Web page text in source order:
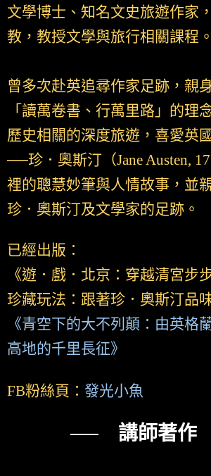
文學博士、知名文史旅遊作家
教，教授文學與旅行相關課程。
曾多次赴英追尋作家足跡，親
「讀萬卷書、行萬里路」的理
歷史相關的深度旅遊，喜愛英
──珍．奧斯汀（Jane Austen,
裡的聰慧妙筆與人情故事，並
珍．奧斯汀及文學家的足跡。
已經出版：
《遊．戲．北京：穿越清宮步
珍藏玩法：跟著珍．奧斯汀品
《青空下的大不列顛：由英格
高地的千里長征》
FB粉絲頁： 發光小魚
── 講師著